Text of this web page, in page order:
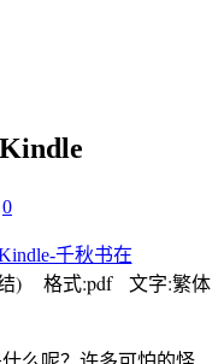
0
) 格式:pdf 文字:繁体